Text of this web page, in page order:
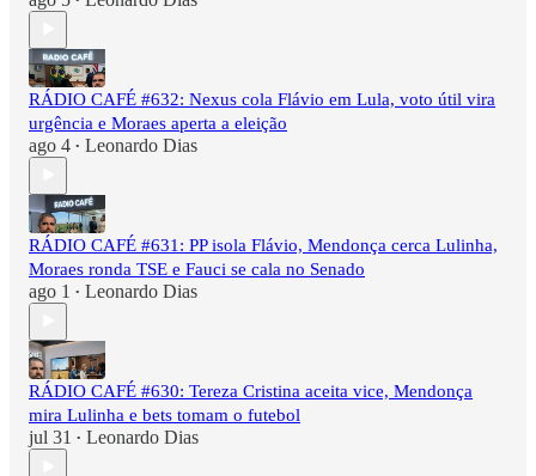
RÁDIO CAFÉ #632: Nexus cola Flávio em Lula, voto útil vira
urgência e Moraes aperta a eleição
ago 4 • Leonardo Dias
RÁDIO CAFÉ #631: PP isola Flávio, Mendonça cerca Lulinha,
Moraes ronda TSE e Fauci se cala no Senado
ago 1 • Leonardo Dias
RÁDIO CAFÉ #630: Tereza Cristina aceita vice, Mendonça
mira Lulinha e bets tomam o futebol
jul 31 • Leonardo Dias